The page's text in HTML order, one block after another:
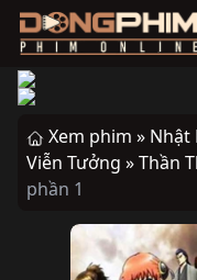
Xem phim » Nhật
Viễn Tưởng »Thần
phần 1